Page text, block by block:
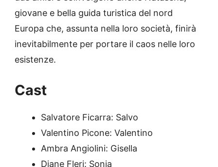
giovane e bella guida turistica del nord
Europa che, assunta nella loro società, finirà
inevitabilmente per portare il caos nelle loro
esistenze.
Cast
Salvatore Ficarra: Salvo
Valentino Picone: Valentino
Ambra Angiolini: Gisella
Diane Fleri: Sonia